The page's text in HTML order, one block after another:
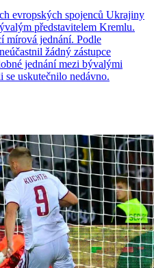
evropských spojenců Ukrajiny
představitelem Kremlu.
mírová jednání. Podle
žádný zástupce
jednání mezi bývalými
uskutečnilo nedávno.